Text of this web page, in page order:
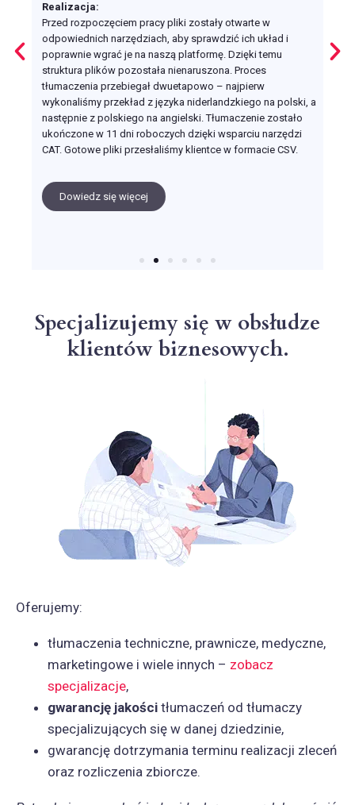
Realizacja:
Przed rozpoczęciem pracy pliki zostały otwarte w
odpowiednich narzędziach, aby sprawdzić ich układ i
poprawnie wgrać je na naszą platformę. Dzięki temu
struktura plików pozostała nienaruszona. Proces
tłumaczenia przebiegał dwuetapowo – najpierw
wykonaliśmy przekład z języka niderlandzkiego na polski, a
następnie z polskiego na angielski. Tłumaczenie zostało
ukończone w 11 dni roboczych dzięki wsparciu narzędzi
CAT. Gotowe pliki przesłaliśmy klientce w formacie CSV.
Dowiedz się więcej
Specjalizujemy się w obsłudze
klientów biznesowych.
Oferujemy:
tłumaczenia techniczne, prawnicze, medyczne,
marketingowe i wiele innych – zobacz
specjalizacje,
gwarancję jakości tłumaczeń od tłumaczy
specjalizujących się w danej dziedzinie,
gwarancję dotrzymania terminu realizacji zleceń
oraz rozliczenia zbiorcze.